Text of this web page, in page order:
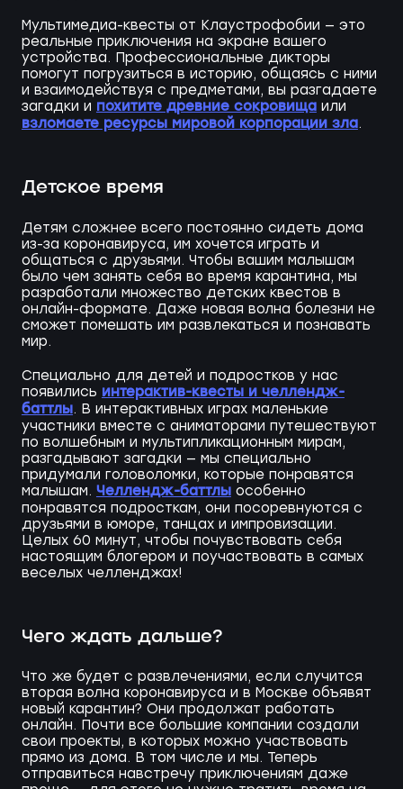
Мультимедиа-квесты от Клаустрофобии — это
реальные приключения на экране вашего
устройства. Профессиональные дикторы
помогут погрузиться в историю, общаясь с ними
и взаимодействуя с предметами, вы разгадаете
загадки и похитите древние сокровищаили
взломаете ресурсы мировой корпорации зла.
Детское время
Детям сложнее всего постоянно сидеть дома
из-за коронавируса, им хочется играть и
общаться с друзьями. Чтобы вашим малышам
было чем занять себя во время карантина, мы
разработали множество детских квестов в
онлайн-формате. Даже новая волна болезни не
сможет помешать им развлекаться и познавать
мир.
Специально для детей и подростков у нас
появились интерактив-квесты и челлендж-
баттлы. В интерактивных играх маленькие
участники вместе с аниматорами путешествуют
по волшебным и мультипликационным мирам,
разгадывают загадки — мы специально
придумали головоломки, которые понравятся
малышам. Челлендж-баттлыособенно
понравятся подросткам, они посоревнуются с
друзьями в юморе, танцах и импровизации.
Целых 60 минут, чтобы почувствовать себя
настоящим блогером и поучаствовать в самых
веселых челленджах!
Чего ждать дальше?
Что же будет с развлечениями, если случится
вторая волна коронавируса и в Москве объявят
новый карантин? Они продолжат работать
онлайн. Почти все большие компании создали
свои проекты, в которых можно участвовать
прямо из дома. В том числе и мы. Теперь
отправиться навстречу приключениям даже